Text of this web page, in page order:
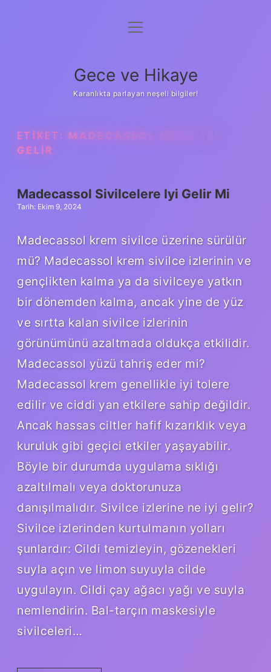
Anasayfa
Yasal Uyarı
menüyü
Gece ve Hikaye
Karanlıkta parlayan neşeli bilgiler!
ETIKET: MADECASSOL NEYE IYI
GELIR
Madecassol Sivilcelere Iyi Gelir Mi
Tarih: Ekim 9, 2024
Madecassol krem sivilce üzerine sürülür
mü? Madecassol krem ​​sivilce izlerinin ve
gençlikten kalma ya da sivilceye yatkın
bir dönemden kalma, ancak yine de yüz
ve sırtta kalan sivilce izlerinin
görünümünü azaltmada oldukça etkilidir.
Madecassol yüzü tahriş eder mi?
Madecassol krem ​​genellikle iyi tolere
edilir ve ciddi yan etkilere sahip değildir.
Ancak hassas ciltler hafif kızarıklık veya
kuruluk gibi geçici etkiler yaşayabilir.
Böyle bir durumda uygulama sıklığı
azaltılmalı veya doktorunuza
danışılmalıdır. Sivilce izlerine ne iyi gelir?
Sivilce izlerinden kurtulmanın yolları
şunlardır: Cildi temizleyin, gözenekleri
suyla açın ve limon suyuyla cilde
uygulayın. Cildi çay ağacı yağı ve suyla
nemlendirin. Bal-tarçın maskesiyle
sivilceleri…